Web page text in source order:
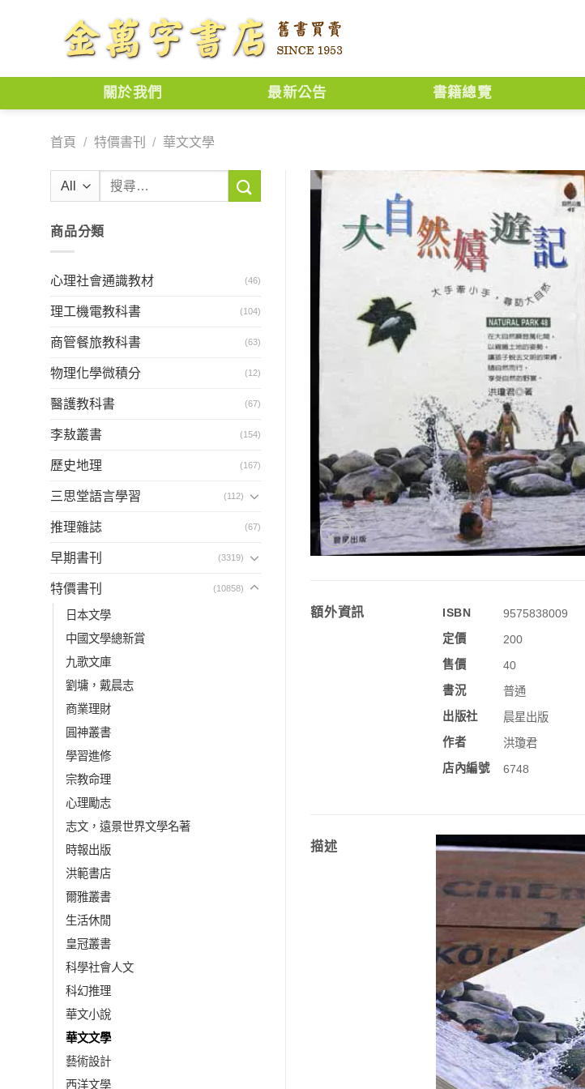
關於我們 最新公告 書籍總覽
首頁 / 特價書刊 / 華文文學
鍵
商品分類
心理社會通識教材 (46)
理工機電教科書 (104)
商管餐旅教科書 (63)
物理化學微積分 (12)
醫護教科書 (67)
李敖叢書 (154)
歷史地理 (167)
三思堂語言學習 (112)
推理雜誌 (67)
早期書刊 (3319)
特價書刊 (10858)
日本文學
中國文學總新賞
九歌文庫
劉墉，戴晨志
商業理財
圓神叢書
學習進修
宗教命理
心理勵志
志文，遠景世界文學名著
時報出版
洪範書店
爾雅叢書
生活休閒
皇冠叢書
科學社會人文
科幻推理
華文小說
華文文學
藝術設計
西洋文學
額外資訊 ISBN
9575838009
定價
200
售價
40
書況
普通
出版社
晨星出版
作者
洪瓊君
店內編號
6748
描述